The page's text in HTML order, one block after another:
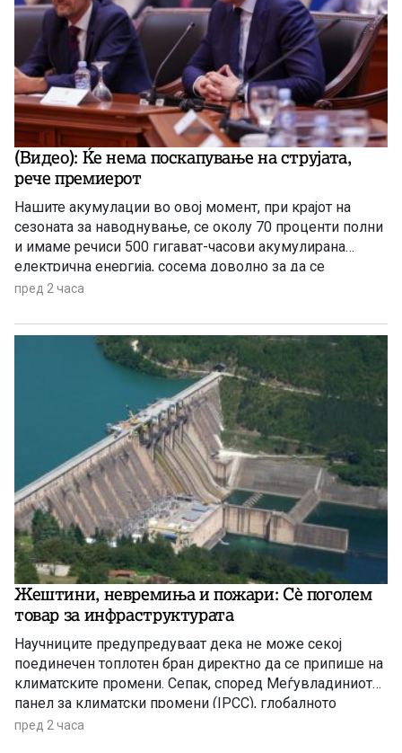
(Видео): Ќе нема поскапување на струјата,
рече премиерот
Нашите акумулации во овој момент, при крајот на
сезоната за наводнување, се околу 70 проценти полни
и имаме речиси 500 гигават-часови акумулирана
електрична енергија, сосема доволно за да се
чувствуваме безбедни, комотни и да немаме
индустријата. И нема да правиме панични прес-
конференции, вели премиерот Христијан Мицкоски.
пред 2 часа
Жештини, невремиња и пожари: Сè поголем
товар за инфраструктурата
Научниците предупредуваат дека не може секој
поединечен топлотен бран директно да се припише на
климатските промени. Сепак, според Меѓувладиниот
панел за климатски промени (IPCC), глобалното
затоплување придонесува ваквите екстремни
пред 2 часа